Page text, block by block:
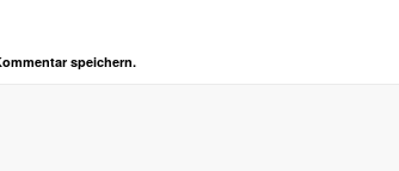
speichern.